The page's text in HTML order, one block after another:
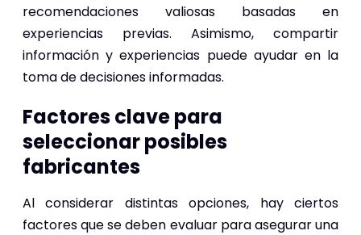
recomendaciones valiosas basadas en
experiencias previas. Asimismo, compartir
información y experiencias puede ayudar en la
toma de decisiones informadas.
Factores clave para
seleccionar posibles
fabricantes
Al considerar distintas opciones, hay ciertos
factores que se deben evaluar para asegurar una